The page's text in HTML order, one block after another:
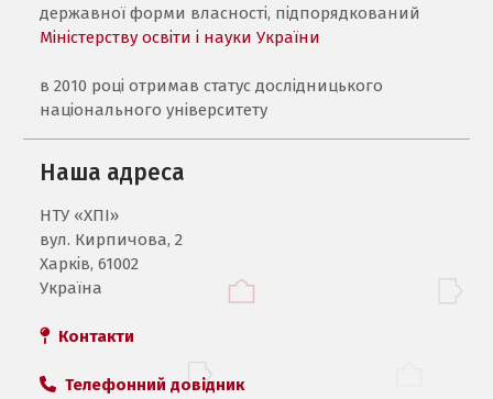
державної форми власності, підпорядкований
Міністерству освіти і науки України
в 2010 році отримав статус дослідницького
національного університету
Наша адреса
НТУ «ХПI»
вул. Кирпичова, 2
Харків, 61002
Україна
Контакти
Телефонний довідник